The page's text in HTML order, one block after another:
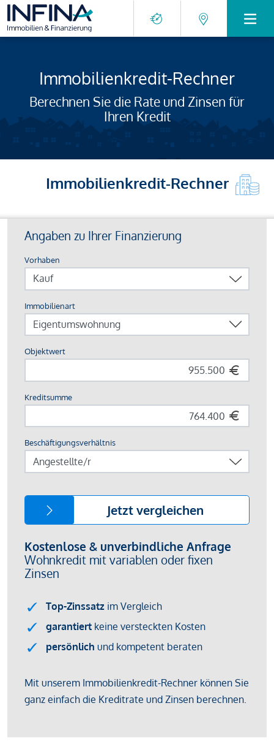
Immobilienkredit-Rechner
Berechnen Sie die Rate und Zinsen für
Ihren Kredit
Immobilienkredit-Rechner